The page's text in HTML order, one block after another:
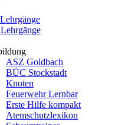
ASZ Goldbach
BÜC Stockstadt
Knoten
Feuerwehr Lernbar
Erste Hilfe kompakt
Atemschutzlexikon